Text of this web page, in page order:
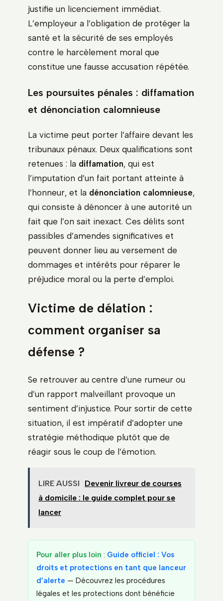
justifie un licenciement immédiat.
L’employeur a l’obligation de protéger la
santé et la sécurité de ses employés
contre le harcèlement moral que
constitue une fausse accusation répétée.
Les poursuites pénales : diffamation
et dénonciation calomnieuse
La victime peut porter l’affaire devant les
tribunaux pénaux. Deux qualifications sont
retenues : la diffamation, qui est
l’imputation d’un fait portant atteinte à
l’honneur, et la dénonciation calomnieuse,
qui consiste à dénoncer à une autorité un
fait que l’on sait inexact. Ces délits sont
passibles d’amendes significatives et
peuvent donner lieu au versement de
dommages et intérêts pour réparer le
préjudice moral ou la perte d’emploi.
Victime de délation :
comment organiser sa
défense ?
Se retrouver au centre d’une rumeur ou
d’un rapport malveillant provoque un
sentiment d’injustice. Pour sortir de cette
situation, il est impératif d’adopter une
stratégie méthodique plutôt que de
réagir sous le coup de l’émotion.
LIRE AUSSI
Devenir livreur de courses
à domicile : le guide complet pour se
lancer
Pour aller plus loin : Guide officiel : Vos
droits et protections en tant que lanceur
d’alerte — Découvrez les procédures
légales et les protections dont bénéficie